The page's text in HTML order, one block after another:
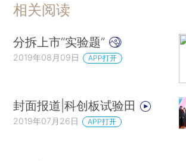
相关阅读
分拆上市“实验题”
2019年08月09日 APP打开
封面报道|科创板试验田
2019年07月26日 APP打开